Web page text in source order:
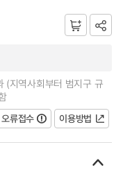
(지역사회부터 범지구 규
오류접수
이용방법